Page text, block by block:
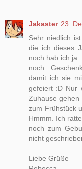
Jakaster 23.
Sehr niedlich
die ich dieses
noch hab ich
noch.
damit ich sie
gefeiert :D Nur
Zuhause
zum Frühstück
Hmmm. Ich
noch zum
nicht
Liebe Grüße